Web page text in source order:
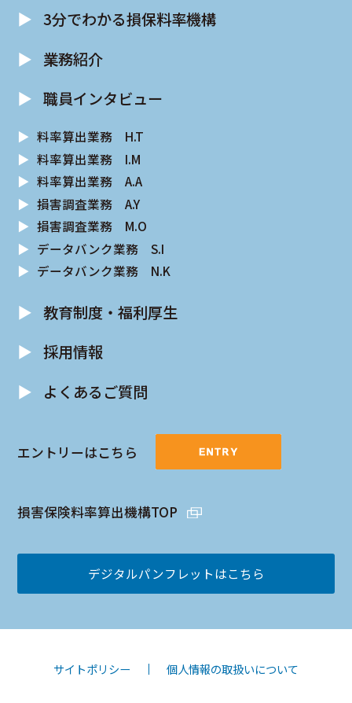
▶︎ 3分でわかる損保料率機構
▶︎ 業務紹介
▶︎ 職員インタビュー
▶︎ 料率算出業務 H.T
▶︎ 料率算出業務 I.M
▶︎ 料率算出業務 A.A
▶︎ 損害調査業務 A.Y
▶︎ 損害調査業務 M.O
▶︎ データバンク業務 S.I
▶︎ データバンク業務 N.K
▶︎ 教育制度・福利厚生
▶︎ 採用情報
▶︎
よくあるご質問
エントリーはこちら
損害保険料率算出機構TOP
デジタルパンフレットはこちら
サイトポリシー 個人情報の取扱いについて